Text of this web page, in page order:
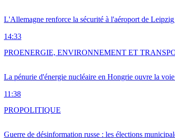
L'Allemagne renforce la sécurité à l'aéroport de
14:33
La pénurie d'énergie nucléaire en Hongrie ouvre la
11:38
PROENERGIE, ENVIRONNEMENT ET
Guerre de désinformation russe : les élections
PROPOLITIQUE